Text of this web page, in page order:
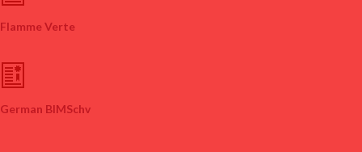
Flamme Verte
German BIMSchv